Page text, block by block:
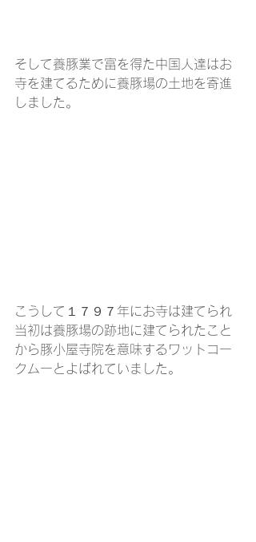
そして養豚業で富を得た中国人達はお
寺を建てるために養豚場の土地を寄進
しました。
こうして１７９７年にお寺は建てられ
当初は養豚場の跡地に建てられたこと
から豚小屋寺院を意味するワットコー
クムーとよばれていました。